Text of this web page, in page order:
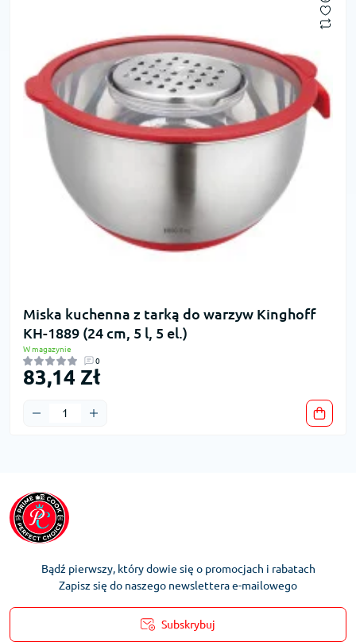
Miska kuchenna z tarką do warzyw Kinghoff
KH-1889 (24 cm, 5 l, 5 el.)
W magazynie
0
83,14 Zł
Bądź pierwszy, który dowie się o promocjach i rabatach
Zapisz się do naszego newslettera e-mailowego
Subskrybuj